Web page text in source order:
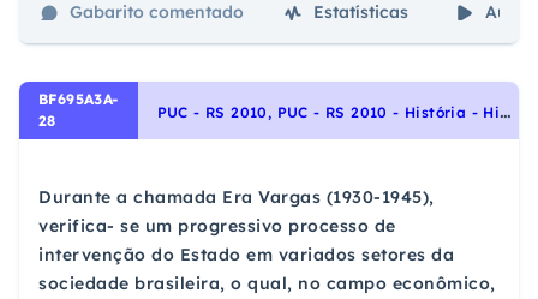
Gabarito comentado Estatísticas Aulas
BF695A3A-
28
P
UC - RS 2010, PUC - RS 2010 - História - História do Brasil, Era Vargas – 1930-1954
Durante a chamada Era Vargas (1930-1945),
verifica- se um progressivo processo de
intervenção do Estado em variados setores da
sociedade brasileira, o qual, no campo econômico,